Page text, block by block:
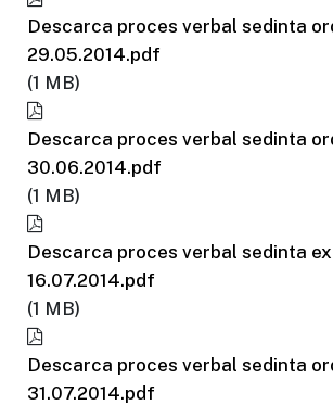
Descarca proces verbal sedinta
29.05.2014.pdf
(1 MB)
Descarca proces verbal sedinta
30.06.2014.pdf
(1 MB)
Descarca proces verbal sedinta
16.07.2014.pdf
(1 MB)
Descarca proces verbal sedinta
31.07.2014.pdf